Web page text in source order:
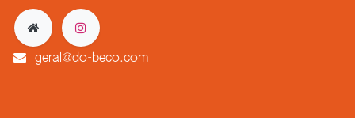
geral@do-beco.com